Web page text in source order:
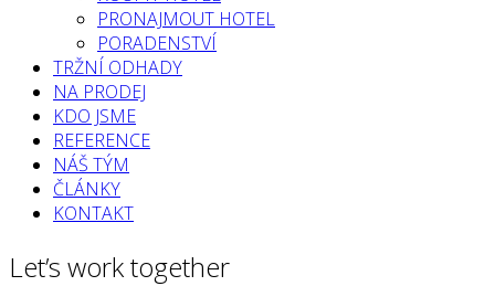
PRONAJMOUT HOTEL
PORADENSTVÍ
TRŽNÍ ODHADY
NA PRODEJ
KDO JSME
REFERENCE
NÁŠ TÝM
ČLÁNKY
KONTAKT
Let’s work together